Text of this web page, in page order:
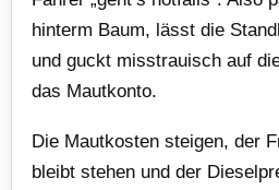
hinterm Baum, lässt die
und guckt misstrauisch auf
das Mautkonto.
Die Mautkosten steigen, der
bleibt stehen und der